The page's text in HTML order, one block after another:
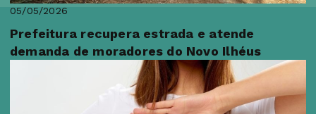
05/05/2026
Prefeitura recupera estrada e atende
demanda de moradores do Novo Ilhéus